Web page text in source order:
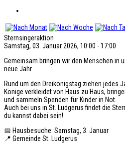
Sternsingeraktion
Samstag, 03. Januar 2026, 10:00 - 17:00
Gemeinsam bringen wir den Menschen in
neue Jahr.
Rund um den Dreikönigstag ziehen jedes
Könige verkleidet von Haus zu Haus,
und sammeln Spenden für Kinder in Not.
Auch bei uns in St. Ludgerus findet die
du kannst dabei sein!
📅 Hausbesuche: Samstag, 3. Januar
📍 Gemeinde St. Ludgerus